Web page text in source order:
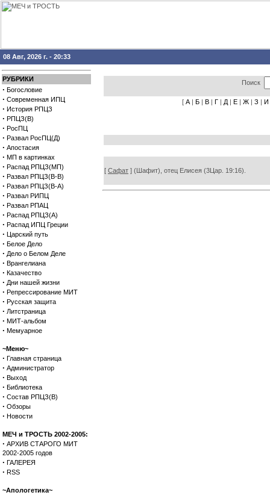
08 Авг, 2026 г. - 20:33
РУБРИКИ
· Богословие
· Современная ИПЦ
· История РПЦЗ
· РПЦЗ(В)
· РосПЦ
· Развал РосПЦ(Д)
· Апостасия
· МП в картинках
· Распад РПЦЗ(МП)
· Развал РПЦЗ(В-В)
· Развал РПЦЗ(В-А)
· Развал РИПЦ
· Развал РПАЦ
· Распад РПЦЗ(А)
· Распад ИПЦ Греции
· Царский путь
· Белое Дело
· Дело о Белом Деле
· Врангелиана
· Казачество
· Дни нашей жизни
· Репрессирование МИТ
· Русская защита
· Литстраница
· МИТ-альбом
· Мемуарное
~Меню~
· Главная страница
· Администратор
· Выход
· Библиотека
· Состав РПЦЗ(В)
· Обзоры
· Новости
МЕЧ и ТРОСТЬ 2002-2005:
· АРХИВ СТАРОГО МИТ
2002-2005 годов
· ГАЛЕРЕЯ
· RSS
~Апологетика~
Поиск
[ А | Б | В | Г | Д | Е | Ж | З | И
[ Сафат ] (Шафит), отец Елисея (3Цар. 19:16).